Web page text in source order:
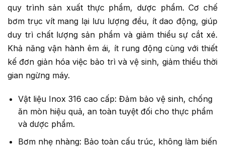
quy trình sản xuất thực phẩm, dược phẩm. Cơ chế
bơm trục vít mang lại lưu lượng đều, ít dao động, giúp
duy trì chất lượng sản phẩm và giảm thiểu sự cắt xé.
Khả năng vận hành êm ái, ít rung động cùng với thiết
kế đơn giản hóa việc bảo trì và vệ sinh, giảm thiểu thời
gian ngừng máy.
Vật liệu Inox 316 cao cấp: Đảm bảo vệ sinh, chống
ăn mòn hiệu quả, an toàn tuyệt đối cho thực phẩm
và dược phẩm.
Bơm nhẹ nhàng: Bảo toàn cấu trúc, không làm biến